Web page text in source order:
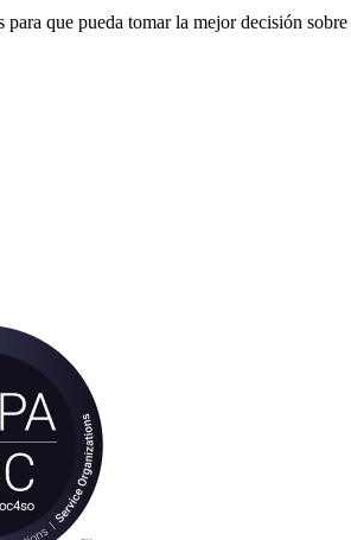
que pueda tomar la mejor decisión